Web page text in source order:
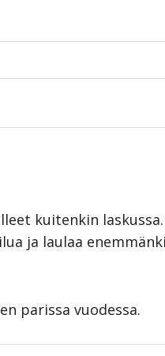
kuitenkin
ja laulaa
parissa vuodessa.